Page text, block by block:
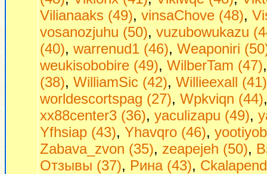
Vilianaaks (49), vinsaChove (48),
vosanozjuhu (50), vuzubowukazu
(40), warrenud1 (46), Weaponiri
weukisobobire (49), WilberTam (47)
(38), WilliamSic (42), Willieexall (41)
worldescortspag (27), Wpkviqn (44)
xx88center3 (36), yaculizapu (49),
Yfhsiap (43), Yhavqro (46),
Zabava_zvon (35), zeapejeh (50),
Отзывы (37), Рина (43),